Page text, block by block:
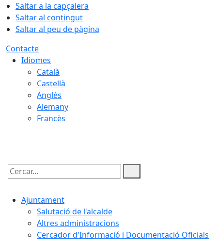
Saltar a la capçalera
Saltar al contingut
Saltar al peu de pàgina
Contacte
Idiomes
Català
Castellà
Anglès
Alemany
Francès
Cercar:
Ajuntament
Salutació de l'alcalde
Altres administracions
Cercador d'Informació i Documentació Oficials